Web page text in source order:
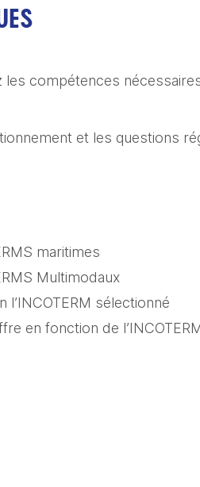
les compétences
et les questions
maritimes
Multimodaux
sélectionné
en fonction de